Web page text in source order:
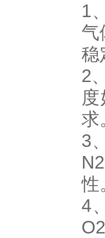
1
气
2
3
4